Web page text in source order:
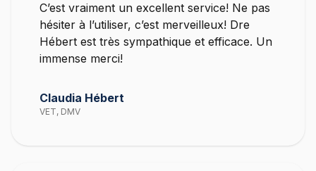
C’est vraiment un excellent service! Ne pas
hésiter à l’utiliser, c’est merveilleux! Dre
Hébert est très sympathique et efficace. Un
immense merci!
Claudia Hébert
VET, DMV